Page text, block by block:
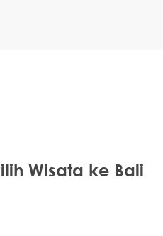
Wisata ke Bali